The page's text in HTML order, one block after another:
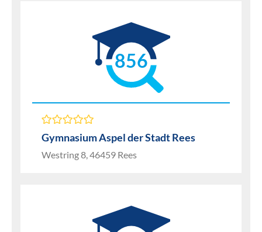
856
Gymnasium Aspel der Stadt Rees
Westring 8, 46459 Rees